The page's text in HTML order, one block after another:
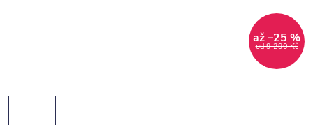
od 9 290 Kč
až –25 %